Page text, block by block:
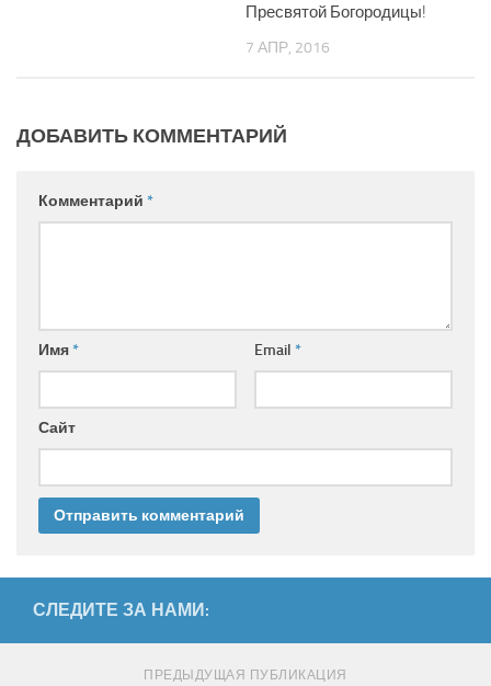
Пресвятой Богородицы!
7 АПР, 2016
ДОБАВИТЬ КОММЕНТАРИЙ
Комментарий *
Имя* Email *
Сайт
СЛЕДИТЕ ЗА НАМИ:
ПРЕДЫДУЩАЯ ПУБЛИКАЦИЯ